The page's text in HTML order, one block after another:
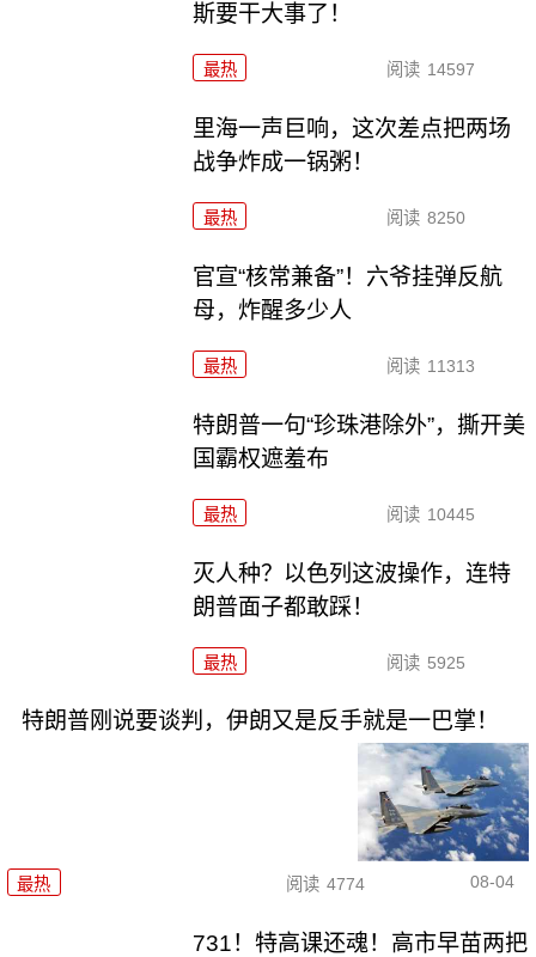
斯要干大事了！
最热 阅读 14597
里海一声巨响，这次差点把两场
战争炸成一锅粥！
最热 阅读 8250
官宣“核常兼备”！六爷挂弹反航
母，炸醒多少人
最热 阅读 11313
特朗普一句“珍珠港除外”，撕开美
国霸权遮羞布
最热 阅读 10445
灭人种？以色列这波操作，连特
朗普面子都敢踩！
最热 阅读 5925
特朗普刚说要谈判，伊朗又是反手就是一巴掌！
最热 阅读 4774 08-04
731！特高课还魂！高市早苗两把